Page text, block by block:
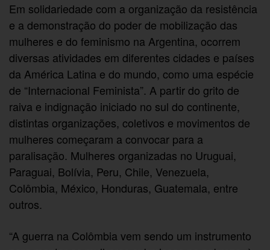
Em solidariedade com a organização da resistência
e a demonstração do poder de mobilização das
mulheres e do feminismo na Argentina, ocorrem
diversas atividades em diferentes cidades e países
da América Latina e do mundo, como uma espécie
de “Internacional Feminista”. A partir do grito de
raiva e indignação iniciado no sul do continente,
distintas organizações, coletivos e movimentos de
mulheres começaram a convocar para a
paralisação. Mulheres organizadas no Uruguai,
Paraguai, Bolívia, Peru, Chile, Venezuela,
Colômbia, México, Honduras, Guatemala, entre
outros.
“A guerra na Colômbia vem sendo um instrumento